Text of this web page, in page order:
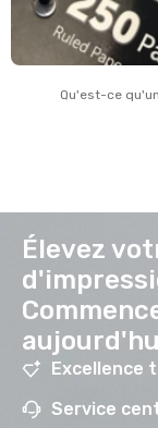
Qu'est-ce
Élevez
Excellence
Service